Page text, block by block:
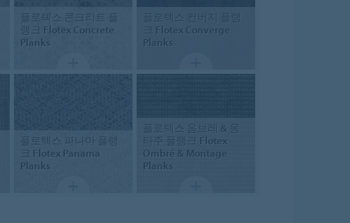
플로텍스 콘크리트 플
랭크 Flotex Concrete
Planks
플로텍스 컨버지 플랭
크 Flotex Converge
Planks
플로텍스 파나마 플랭
크 Flotex Panama
Planks
플로텍스 옴브레 & 몽
타주 플랭크 Flotex
Ombré & Montage
Planks